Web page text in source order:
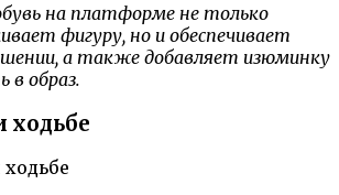
на платформе не только
фигуру, но и обеспечивает
а также добавляет изюминку
в образ.
ходьбе